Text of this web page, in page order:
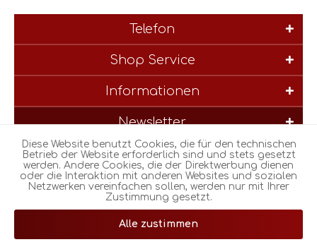
Telefon
Shop Service
Informationen
Newsletter
* Alle Preise inkl. gesetzl. Mehrwertsteuer zzgl.Versandkostenund
ggf. Nachnahmegebühren, wenn nicht anders beschrieben
Diese Website benutzt Cookies, die für den technischen
Betrieb der Website erforderlich sind und stets gesetzt
werden. Andere Cookies, die der Direktwerbung dienen
oder die Interaktion mit anderen Websites und sozialen
Netzwerken vereinfachen sollen, werden nur mit Ihrer
Zustimmung gesetzt.